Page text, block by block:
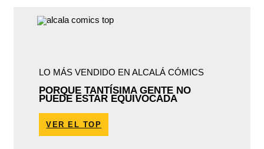
LO MÁS VENDIDO EN ALCALÁ CÓMICS
PORQUE TANTÍSIMA GENTE NO
PUEDE ESTAR EQUIVOCADA
VER EL TOP